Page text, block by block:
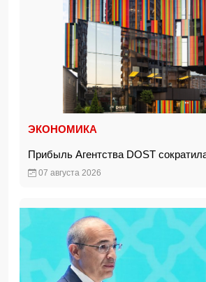
ЭКОНОМИКА
Прибыль Агентства DOST
07 августа 2026